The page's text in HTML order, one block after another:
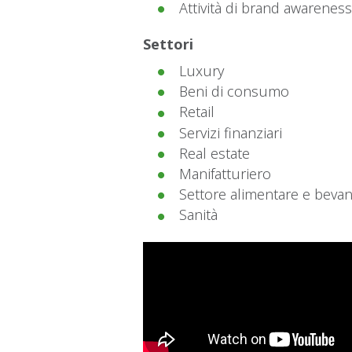
Attività di brand
Settori
Luxury
Beni di consumo
Retail
Servizi finanziari
Real estate
Manifatturiero
Settore alimentare e
Sanità